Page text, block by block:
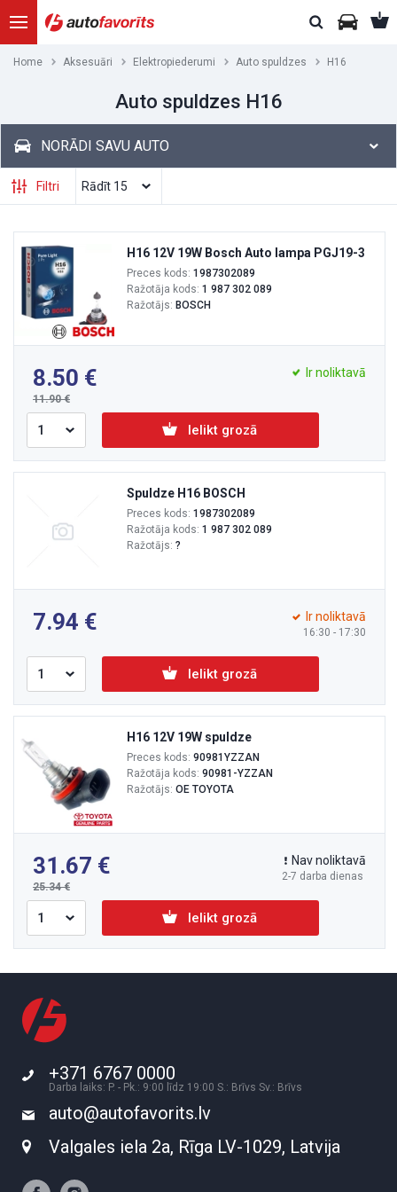
Home Aksesuāri Elektropiederumi Auto spuldzes H16
Auto spuldzes H16
NORĀDI SAVU AUTO
Filtri
H16 12V 19W Bosch Auto lampa PGJ19-3
Preces kods: 1987302089
Ražotāja kods: 1 987 302 089
Ražotājs: BOSCH
8.50
11.90
Ir noliktavā
Ielikt grozā
Spuldze H16 BOSCH
Preces kods: 1987302089
Ražotāja kods: 1 987 302 089
Ražotājs: ?
7.94 16:30 - 17:30
Ir noliktavā
Ielikt grozā
H16 12V 19W spuldze
Preces kods: 90981YZZAN
Ražotāja kods: 90981-YZZAN
Ražotājs: OE TOYOTA
31.67
25.34
2-7 darba dienas
Nav noliktavā
Ielikt grozā
+371 6767 0000
Darba laiks: P. - Pk.: 9:00 līdz 19:00 S.: Brīvs Sv.: Brīvs
auto@autofavorits.lv
Valgales iela 2a, Rīga LV-1029, Latvija